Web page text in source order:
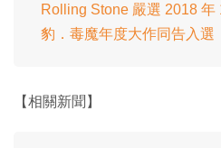
Rolling Stone 嚴選 2018
豹．毒魔年度大作同告入選
【相關新聞】